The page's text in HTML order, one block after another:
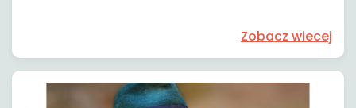
Zobacz wiecej